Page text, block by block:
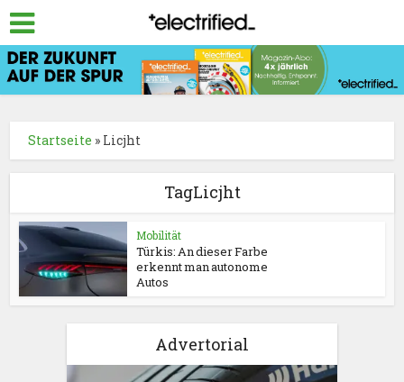
Startseite » Licjht
TagLicjht
Mobilität
Türkis: An dieser Farbe
erkennt man autonome
Autos
Advertorial